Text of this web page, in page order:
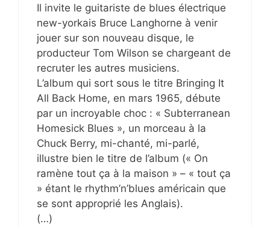
Il invite le guitariste de blues électrique
new-yorkais Bruce Langhorne à venir
jouer sur son nouveau disque, le
producteur Tom Wilson se chargeant de
recruter les autres musiciens.
L’album qui sort sous le titre Bringing It
All Back Home, en mars 1965, débute
par un incroyable choc : « Subterranean
Homesick Blues », un morceau à la
Chuck Berry, mi-chanté, mi-parlé,
illustre bien le titre de l’album (« On
ramène tout ça à la maison » – « tout ça
» étant le rhythm’n’blues américain que
se sont approprié les Anglais).
(…)